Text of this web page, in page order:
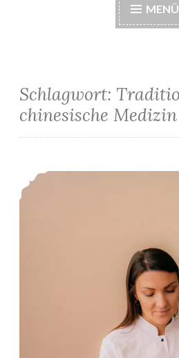
MENÜ
Schlagwort:
chinesische Medizin
Akupunktur gegen